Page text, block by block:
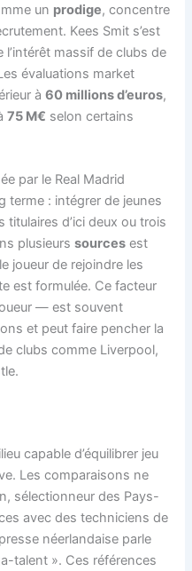
un prodige, concentre
Kees Smit s’est
massif de clubs de
évaluations market
à60 millions d’euros,
75 M€ selon certains
par le Real Madrid
terme : intégrer de jeunes
d’ici deux ou trois
plusieurssources est
joueur de rejoindre les
est formulée. Ce facteur
— est souvent
et peut faire pencher la
clubs comme Liverpool,
capable d’équilibrer jeu
Les comparaisons ne
sélectionneur des Pays-
avec des techniciens de
néerlandaise parle
talent ». Ces références